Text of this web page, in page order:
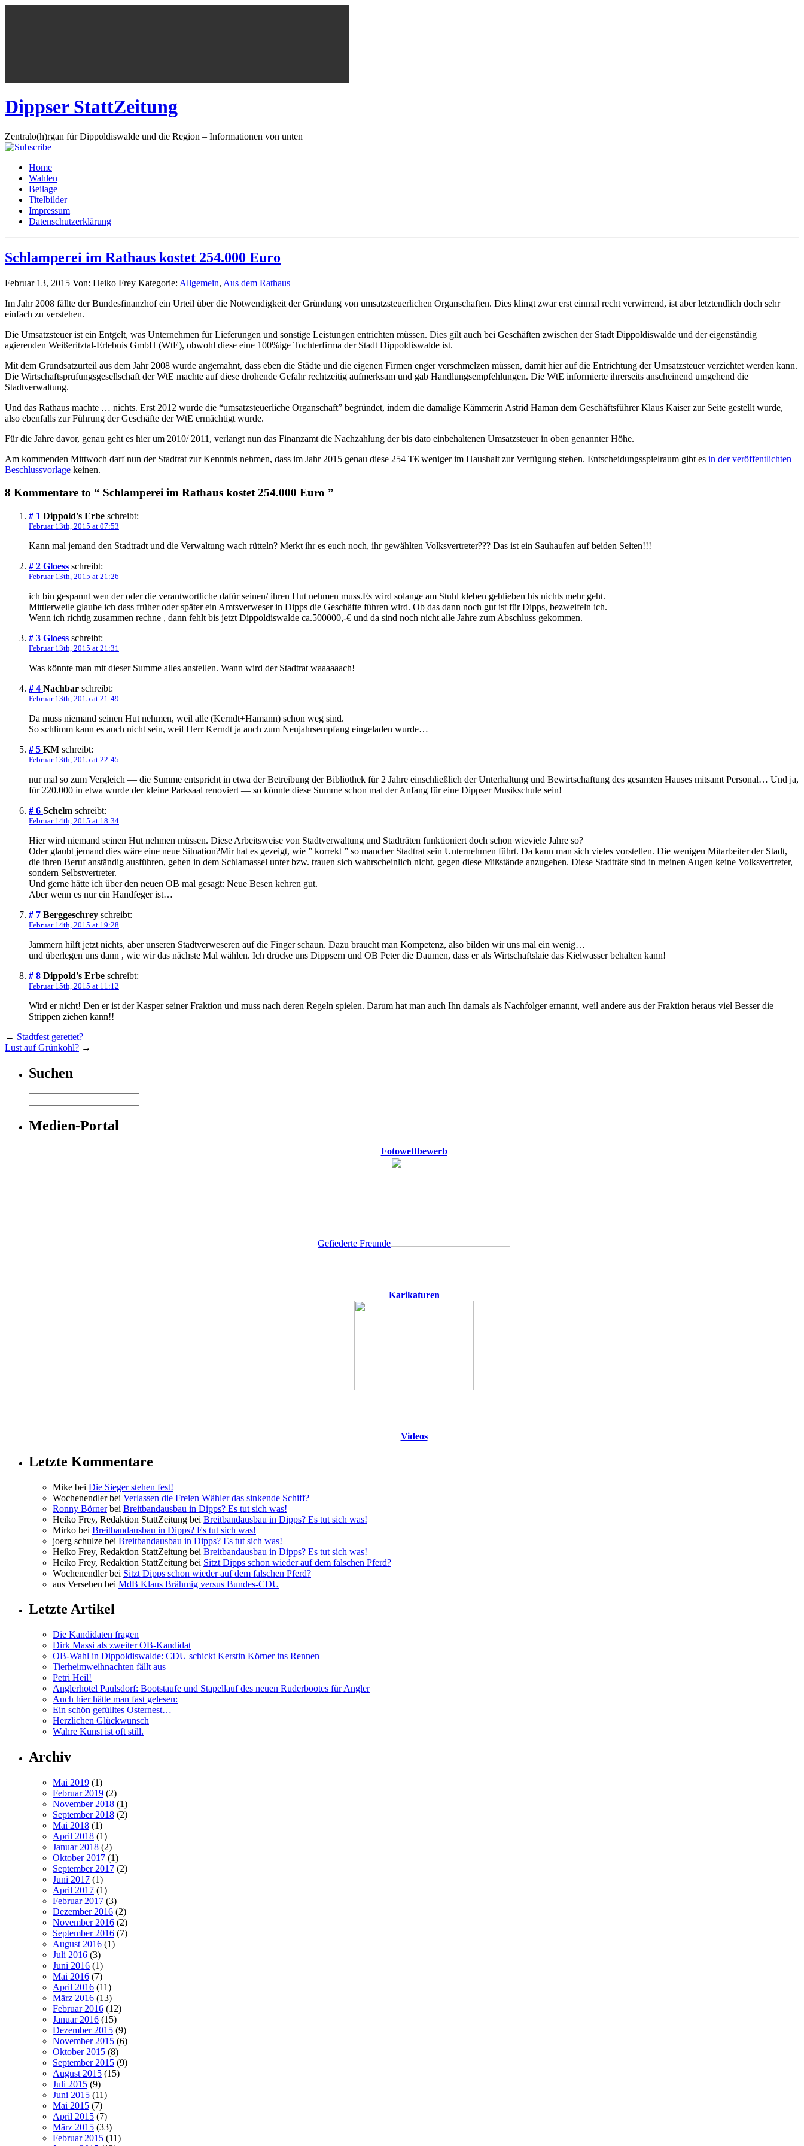
Dippser StattZeitung
Zentralo(h)rgan für Dippoldiswalde und die Region – Informationen von unten
Home
Wahlen
Beilage
Titelbilder
Impressum
Datenschutzerklärung
Schlamperei im Rathaus kostet 254.000 Euro
Februar 13, 2015 Von: Heiko Frey Kategorie: Allgemein, Aus dem Rathaus
Im Jahr 2008 fällte der Bundesfinanzhof ein Urteil über die Notwendigkeit der Gründung von umsatzsteuerlichen Organschaften. Dies klingt zwar erst einmal recht verwirrend, ist aber letztendlich doch sehr
einfach zu verstehen.
Die Umsatzsteuer ist ein Entgelt, was Unternehmen für Lieferungen und sonstige Leistungen entrichten müssen. Dies gilt auch bei Geschäften zwischen der Stadt Dippoldiswalde und der eigenständig
agierenden Weißeritztal-Erlebnis GmbH (WtE), obwohl diese eine 100%ige Tochterfirma der Stadt Dippoldiswalde ist.
Mit dem Grundsatzurteil aus dem Jahr 2008 wurde angemahnt, dass eben die Städte und die eigenen Firmen enger verschmelzen müssen, damit hier auf die Entrichtung der Umsatzsteuer verzichtet werden kann.
Die Wirtschaftsprüfungsgesellschaft der WtE machte auf diese drohende Gefahr rechtzeitig aufmerksam und gab Handlungsempfehlungen. Die WtE informierte ihrerseits anscheinend umgehend die
Stadtverwaltung.
Und das Rathaus machte … nichts. Erst 2012 wurde die “umsatzsteuerliche Organschaft” begründet, indem die damalige Kämmerin Astrid Haman dem Geschäftsführer Klaus Kaiser zur Seite gestellt wurde,
also ebenfalls zur Führung der Geschäfte der WtE ermächtigt wurde.
Für die Jahre davor, genau geht es hier um 2010/ 2011, verlangt nun das Finanzamt die Nachzahlung der bis dato einbehaltenen Umsatzsteuer in oben genannter Höhe.
Am kommenden Mittwoch darf nun der Stadtrat zur Kenntnis nehmen, dass im Jahr 2015 genau diese 254 T€ weniger im Haushalt zur Verfügung stehen. Entscheidungsspielraum gibt es in der veröffentlichten
Beschlussvorlage keinen.
8 Kommentare to “ Schlamperei im Rathaus kostet 254.000 Euro ”
# 1 Dippold's Erbe schreibt:
Februar 13th, 2015 at 07:53
Kann mal jemand den Stadtradt und die Verwaltung wach rütteln? Merkt ihr es euch noch, ihr gewählten Volksvertreter??? Das ist ein Sauhaufen auf beiden Seiten!!!
# 2 Gloess schreibt:
Februar 13th, 2015 at 21:26
ich bin gespannt wen der oder die verantwortliche dafür seinen/ ihren Hut nehmen muss.Es wird solange am Stuhl kleben geblieben bis nichts mehr geht.
Mittlerweile glaube ich dass früher oder später ein Amtsverweser in Dipps die Geschäfte führen wird. Ob das dann noch gut ist für Dipps, bezweifeln ich.
Wenn ich richtig zusammen rechne , dann fehlt bis jetzt Dippoldiswalde ca.500000,-€ und da sind noch nicht alle Jahre zum Abschluss gekommen.
# 3 Gloess schreibt:
Februar 13th, 2015 at 21:31
Was könnte man mit dieser Summe alles anstellen. Wann wird der Stadtrat waaaaaach!
# 4 Nachbar schreibt:
Februar 13th, 2015 at 21:49
Da muss niemand seinen Hut nehmen, weil alle (Kerndt+Hamann) schon weg sind.
So schlimm kann es auch nicht sein, weil Herr Kerndt ja auch zum Neujahrsempfang eingeladen wurde…
# 5 KM schreibt:
Februar 13th, 2015 at 22:45
nur mal so zum Vergleich — die Summe entspricht in etwa der Betreibung der Bibliothek für 2 Jahre einschließlich der Unterhaltung und Bewirtschaftung des gesamten Hauses mitsamt Personal… Und ja,
für 220.000 in etwa wurde der kleine Parksaal renoviert — so könnte diese Summe schon mal der Anfang für eine Dippser Musikschule sein!
# 6 Schelm schreibt:
Februar 14th, 2015 at 18:34
Hier wird niemand seinen Hut nehmen müssen. Diese Arbeitsweise von Stadtverwaltung und Stadträten funktioniert doch schon wieviele Jahre so?
Oder glaubt jemand dies wäre eine neue Situation?Mir hat es gezeigt, wie ” korrekt ” so mancher Stadtrat sein Unternehmen führt. Da kann man sich vieles vorstellen. Die wenigen Mitarbeiter der Stadt,
die ihren Beruf anständig ausführen, gehen in dem Schlamassel unter bzw. trauen sich wahrscheinlich nicht, gegen diese Mißstände anzugehen. Diese Stadträte sind in meinen Augen keine Volksvertreter,
sondern Selbstvertreter.
Und gerne hätte ich über den neuen OB mal gesagt: Neue Besen kehren gut.
Aber wenn es nur ein Handfeger ist…
# 7 Berggeschrey schreibt:
Februar 14th, 2015 at 19:28
Jammern hilft jetzt nichts, aber unseren Stadtverweseren auf die Finger schaun. Dazu braucht man Kompetenz, also bilden wir uns mal ein wenig…
und überlegen uns dann , wie wir das nächste Mal wählen. Ich drücke uns Dippsern und OB Peter die Daumen, dass er als Wirtschaftslaie das Kielwasser behalten kann!
# 8 Dippold's Erbe schreibt:
Februar 15th, 2015 at 11:12
Wird er nicht! Den er ist der Kasper seiner Fraktion und muss nach deren Regeln spielen. Darum hat man auch Ihn damals als Nachfolger ernannt, weil andere aus der Fraktion heraus viel Besser die
Strippen ziehen kann!!
← Stadtfest gerettet?
Lust auf Grünkohl? →
Suchen
Medien-Portal
Fotowettbewerb
Gefiederte Freunde
Karikaturen
Videos
Letzte Kommentare
Mike bei Die Sieger stehen fest!
Wochenendler bei Verlassen die Freien Wähler das sinkende Schiff?
Ronny Börnerbei Breitbandausbau in Dipps? Es tut sich was!
Heiko Frey, Redaktion StattZeitung bei Breitbandausbau in Dipps? Es tut sich was!
Mirko bei Breitbandausbau in Dipps? Es tut sich was!
joerg schulze bei Breitbandausbau in Dipps? Es tut sich was!
Heiko Frey, Redaktion StattZeitung bei Breitbandausbau in Dipps? Es tut sich was!
Heiko Frey, Redaktion StattZeitung bei Sitzt Dipps schon wieder auf dem falschen Pferd?
Wochenendler bei Sitzt Dipps schon wieder auf dem falschen Pferd?
aus Versehen bei MdB Klaus Brähmig versus Bundes-CDU
Letzte Artikel
Die Kandidaten fragen
Dirk Massi als zweiter OB-Kandidat
OB-Wahl in Dippoldiswalde: CDU schickt Kerstin Körner ins Rennen
Tierheimweihnachten fällt aus
Petri Heil!
Anglerhotel Paulsdorf: Bootstaufe und Stapellauf des neuen Ruderbootes für Angler
Auch hier hätte man fast gelesen:
Ein schön gefülltes Osternest…
Herzlichen Glückwunsch
Wahre Kunst ist oft still.
Archiv
Mai 2019 (1)
Februar 2019 (2)
November 2018 (1)
September 2018 (2)
Mai 2018 (1)
April 2018 (1)
Januar 2018 (2)
Oktober 2017 (1)
September 2017 (2)
Juni 2017 (1)
April 2017 (1)
Februar 2017 (3)
Dezember 2016 (2)
November 2016 (2)
September 2016 (7)
August 2016 (1)
Juli 2016 (3)
Juni 2016 (1)
Mai 2016 (7)
April 2016 (11)
März 2016 (13)
Februar 2016 (12)
Januar 2016 (15)
Dezember 2015 (9)
November 2015 (6)
Oktober 2015 (8)
September 2015 (9)
August 2015 (15)
Juli 2015 (9)
Juni 2015 (11)
Mai 2015 (7)
April 2015 (7)
März 2015 (33)
Februar 2015 (11)